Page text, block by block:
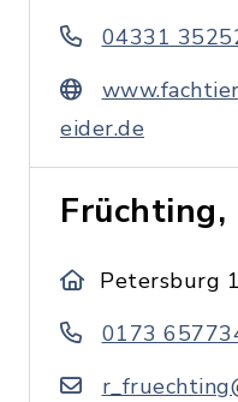
04331
eider.de
Früchting,
Petersburg
0173